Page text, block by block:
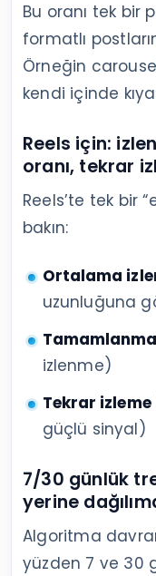
Bu oranı tek bir
formatlı
Örneğin
kendi içinde
Reels için:
oranı, tekrar
Reels’te tek bir
bakın:
Ortalama
uzunluğuna
izlenme)
Tekrar izleme
güçlü sinyal)
7/30 günlük
yerine
Algoritma
yüzden 7 ve 30